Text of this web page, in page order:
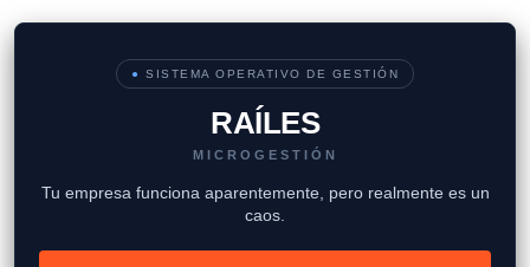
● SISTEMA OPERATIVO DE GESTIÓN
RAÍLES
MICROGESTIÓN
Tu empresa funciona aparentemente, pero realmente es un
caos.